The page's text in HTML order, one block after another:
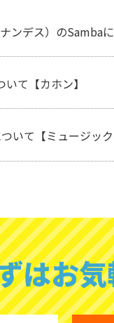
デス）のSambaにつ
て【カホン】
いて【ミュージック
はお